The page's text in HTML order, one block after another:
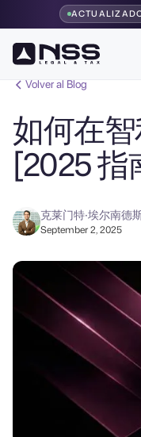
Volver al Blog
如何在
[2025 指
克莱门特·埃尔南德
September 2, 2025